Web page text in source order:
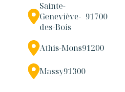
Sainte-
Geneviève-
des-Bois
91700
Athis-Mons91200
Massy91300